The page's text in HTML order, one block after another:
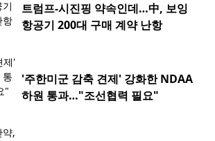
트럼프-시진핑 약속인데…中, 보잉
항공기 200대 구매 계약 난항
'주한미군 감축 견제' 강화한 NDAA
하원 통과…"조선협력 필요"